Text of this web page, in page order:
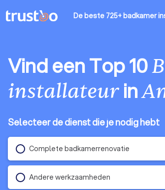
De beste 725+ badkamer
Vind een Top 10
installateurin
Selecteer de dienst die je nodig hebt
Complete badkamerrenovatie
Andere werkzaamheden